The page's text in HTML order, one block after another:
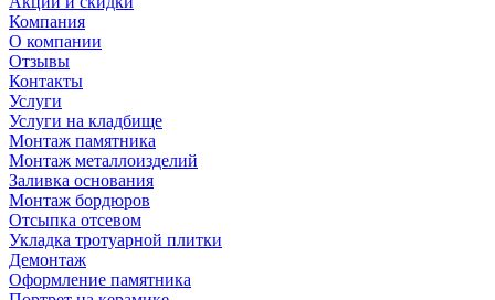
Компания
О компании
Отзывы
Контакты
Услуги
Услуги на кладбище
Монтаж памятника
Монтаж металлоизделий
Заливка основания
Монтаж бордюров
Отсыпка отсевом
Укладка тротуарной плитки
Демонтаж
Оформление памятника